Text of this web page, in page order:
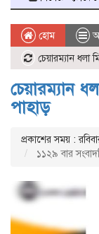
হোম
চেয়ারম্যান ধলা
চেয়ারম্যান
পাহাড়
প্রকাশের সময় :
১১২৯ বার